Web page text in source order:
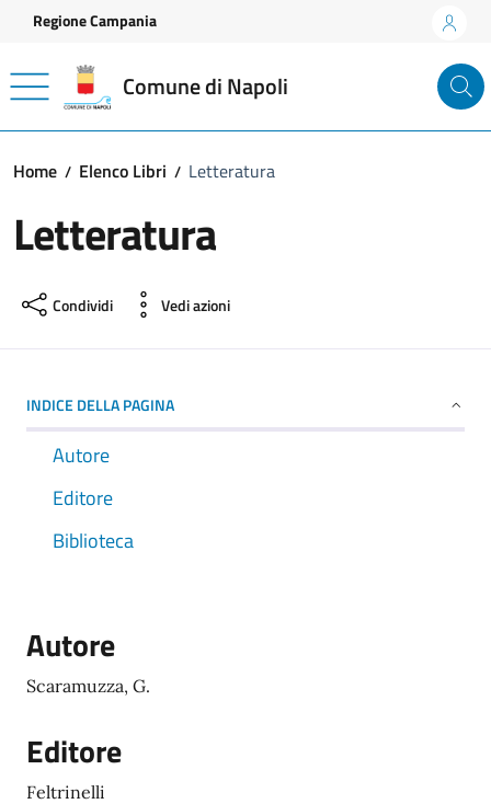
Vai ai contenuti
Vai al footer
Regione Campania
Comune di Napoli
Home Elenco Libri Letteratura
Letteratura
Condividi Vedi azioni
INDICE DELLA PAGINA
Autore
Editore
Biblioteca
Autore
Scaramuzza, G.
Editore
Feltrinelli